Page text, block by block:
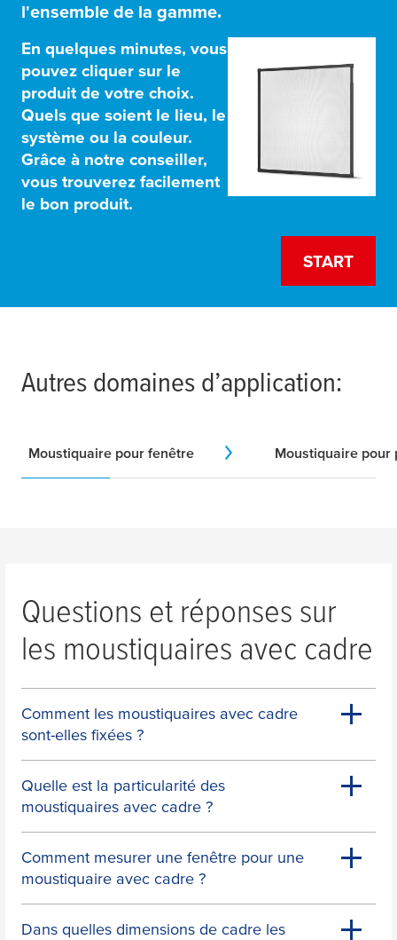
l'ensemble de la gamme.
En quelques minutes, vous
pouvez cliquer sur le
produit de votre choix.
Quels que soient le lieu, le
système ou la couleur.
Grâce à notre conseiller,
vous trouverez facilement
le bon produit.
START
Current Step
Step 1: Lieu d'installation
Où voulez-vous installer la
moustiquaire ?
Fenêtre
Lucarne
Autres domaines d’application:
Moustiquaire pour fenêtre Moustiquaire pour
Questions et réponses sur
les moustiquaires avec cadre
Comment les moustiquaires avec cadre
sont-elles fixées ?
Quelle est la particularité des
moustiquaires avec cadre ?
Comment mesurer une fenêtre pour une
moustiquaire avec cadre ?
Dans quelles dimensions de cadre les